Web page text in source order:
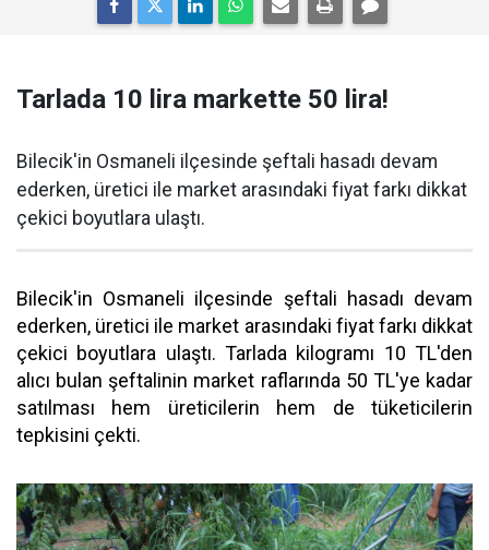
Tarlada 10 lira markette 50 lira!
Bilecik'in Osmaneli ilçesinde şeftali hasadı devam
ederken, üretici ile market arasındaki fiyat farkı dikkat
çekici boyutlara ulaştı.
Bilecik'in Osmaneli ilçesinde şeftali hasadı devam
ederken, üretici ile market arasındaki fiyat farkı dikkat
çekici boyutlara ulaştı. Tarlada kilogramı 10 TL'den
alıcı bulan şeftalinin market raflarında 50 TL'ye kadar
satılması hem üreticilerin hem de tüketicilerin
tepkisini çekti.